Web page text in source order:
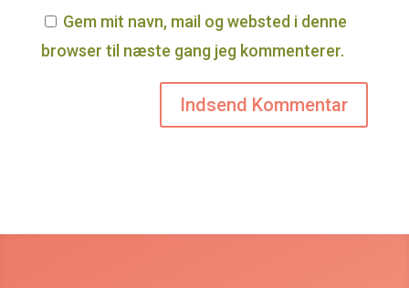
Gem mit navn, mail og websted i denne
browser til næste gang jeg kommenterer.